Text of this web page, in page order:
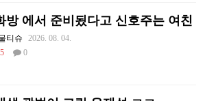
방 에서 준비됬다고 신호주는 여친
티슈
2026. 08. 04.
0